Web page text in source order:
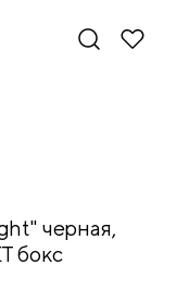
черная,
бокс